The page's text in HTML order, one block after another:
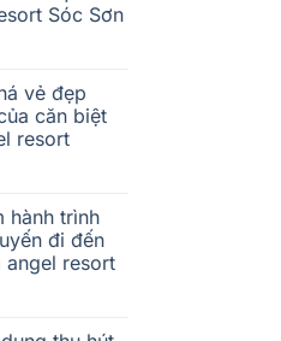
Sóc Sơn
vẻ đẹp
căn biệt
resort
hành trình
đi đến
angel resort